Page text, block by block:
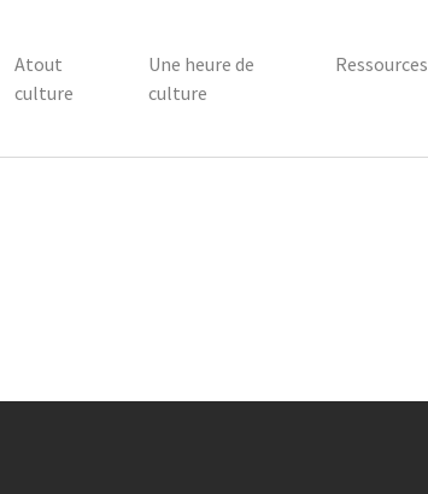
Atout
culture
Une heure de
culture
Ressources